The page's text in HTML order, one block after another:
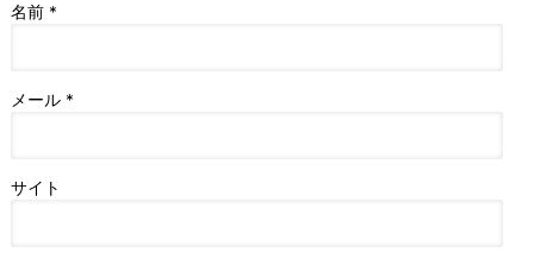
名前 *
メール *
サイト